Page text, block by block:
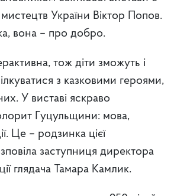
України Віктор Попов.
вона – про добро.
тож діти зможуть і
з казковими героями,
У виставі яскраво
Гуцульщини: мова,
Це – родзинка цієї
заступниця директора
глядача Тамара Камлик.